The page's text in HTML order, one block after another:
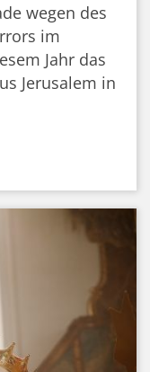
wegen des
im
Jahr das
Jerusalem in